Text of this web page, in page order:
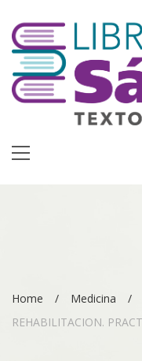
Home Medicina
REHABILITACION.